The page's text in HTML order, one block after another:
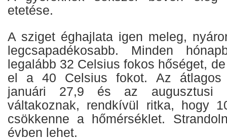
etetése.
A sziget éghajlata igen meleg,
legcsapadékosabb. Minden
legalább 32 Celsius fokos hőséget,
el a 40 Celsius fokot. Az átlagos
januári 27,9 és az augusztusi
váltakoznak, rendkívül ritka, hogy
csökkenne a hőmérséklet.
évben lehet.